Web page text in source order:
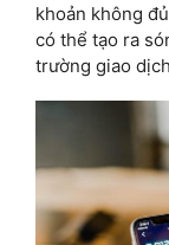
khoản không
có thể tạo ra
trường giao